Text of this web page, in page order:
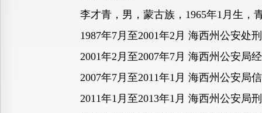
李才青，男，蒙古族，1965年1月生，青
1987年7月至2001年2月 海西州公安处
2001年2月至2007年7月 海西州公安局
2007年7月至2011年1月 海西州公安局
2011年1月至2013年1月 海西州公安局